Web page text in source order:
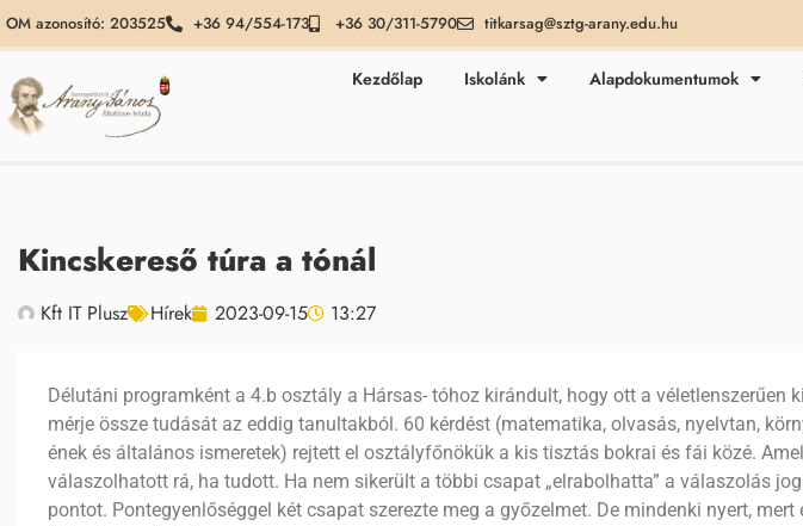
OM azonosító: 203525 +36 94/554-173 +36 30/311-5790 titkarsag@sztg-arany.edu.hu
Kezdőlap Iskolánk Alapdokumentumok
Kincskereső túra a tónál
Kft IT Plusz Hírek 2023-09-15 13:27
Délutáni programként a 4.b osztály a Hársas- tóhoz kirándult, hogy ott a véletlenszerűen
mérje össze tudását az eddig tanultakból. 60 kérdést (matematika, olvasás, nyelvtan,
ének és általános ismeretek) rejtett el osztályfőnökük a kis tisztás bokrai és fái közé.
válaszolhatott rá, ha tudott. Ha nem sikerült a többi csapat „elrabolhatta” a válaszolás
pontot. Pontegyenlőséggel két csapat szerezte meg a győzelmet. De mindenki nyert, mert